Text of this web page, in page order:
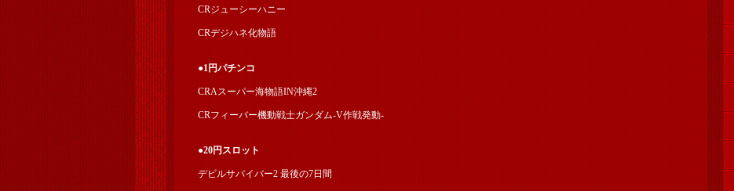
CRジューシーハニー
CRデジハネ化物語
●1円パチンコ
CRAスーパー海物語IN沖縄2
CRフィーバー機動戦士ガンダム-V作戦発動-
●20円スロット
デビルサバイバー2 最後の7日間